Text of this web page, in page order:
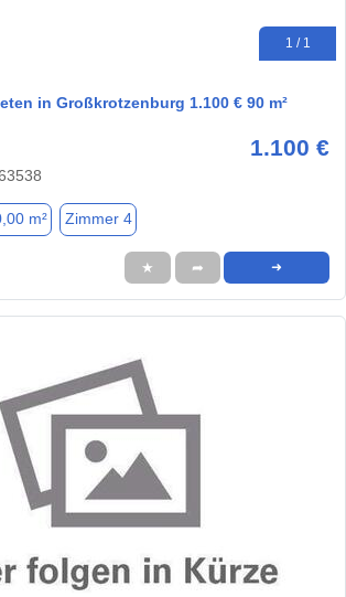
1 / 1
in Großkrotzenburg 1.100 € 90 m²
1.100 €
m² Zimmer 4
★ ➦ ➜